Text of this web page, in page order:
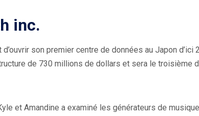
)
inc.
son premier centre de données au Japon d’ici
de 730 millions de dollars et sera le troisième
et Amandine a examiné les générateurs de